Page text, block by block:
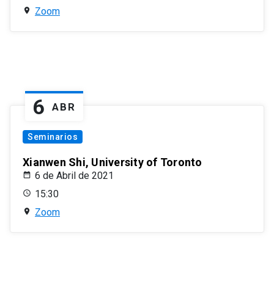
Zoom
6 ABR
Seminarios
Xianwen Shi, University of Toronto
6 de Abril de 2021
15:30
Zoom